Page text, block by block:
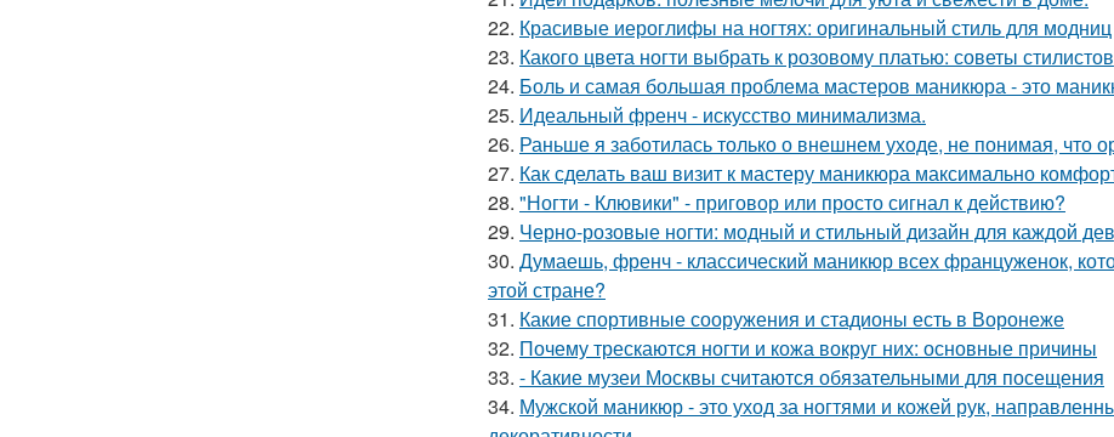
22. Красивые иероглифы на ногтях: оригинальный стиль для модниц
23. Какого цвета ногти выбрать к розовому платью: советы стилистов
24. Боль и самая большая проблема мастеров маникюра - это
25. Идеальный френч - искусство минимализма.
26. Раньше я заботилась только о внешнем уходе, не понимая, что
27. Как сделать ваш визит к мастеру маникюра максимально
28. "Ногти - Клювики" - приговор или просто сигнал к действию?
29. Черно-розовые ногти: модный и стильный дизайн для каждой
30. Думаешь, френч - классический маникюр всех француженок,
этой стране?
31. Какие спортивные сооружения и стадионы есть в Воронеже
32. Почему трескаются ногти и кожа вокруг них: основные причины
33. - Какие музеи Москвы считаются обязательными для посещения
34. Мужской маникюр - это уход за ногтями и кожей рук,